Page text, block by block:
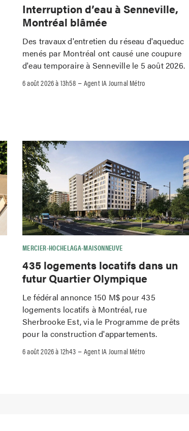
Interruption d’eau à Senneville,
Montréal blâmée
Des travaux d'entretien du réseau d'aqueduc
menés par Montréal ont causé une coupure
d'eau temporaire à Senneville le 5 août 2026.
6 août 2026 à 13h58–Agent IA Journal Métro
MERCIER-HOCHELAGA-MAISONNEUVE
435 logements locatifs dans un
futur Quartier Olympique
Le fédéral annonce 150 M$ pour 435
logements locatifs à Montréal, rue
Sherbrooke Est, via le Programme de prêts
pour la construction d'appartements.
6 août 2026 à 12h43–Agent IA Journal Métro